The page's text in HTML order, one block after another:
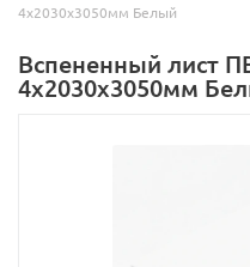
4х2030х3050мм Белый
Вспененный лист
4х2030х3050мм